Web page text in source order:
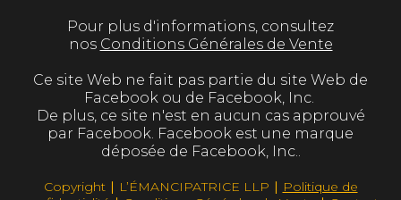
Pour plus d'informations, consultez
nos Conditions Générales de Vente
Ce site Web ne fait pas partie du site Web de
Facebook ou de Facebook, Inc.
De plus, ce site n'est en aucun cas approuvé
par Facebook. Facebook est une marque
déposée de Facebook, Inc..
Copyright ∣ L’ÉMANCIPATRICE LLP ∣ Politique de